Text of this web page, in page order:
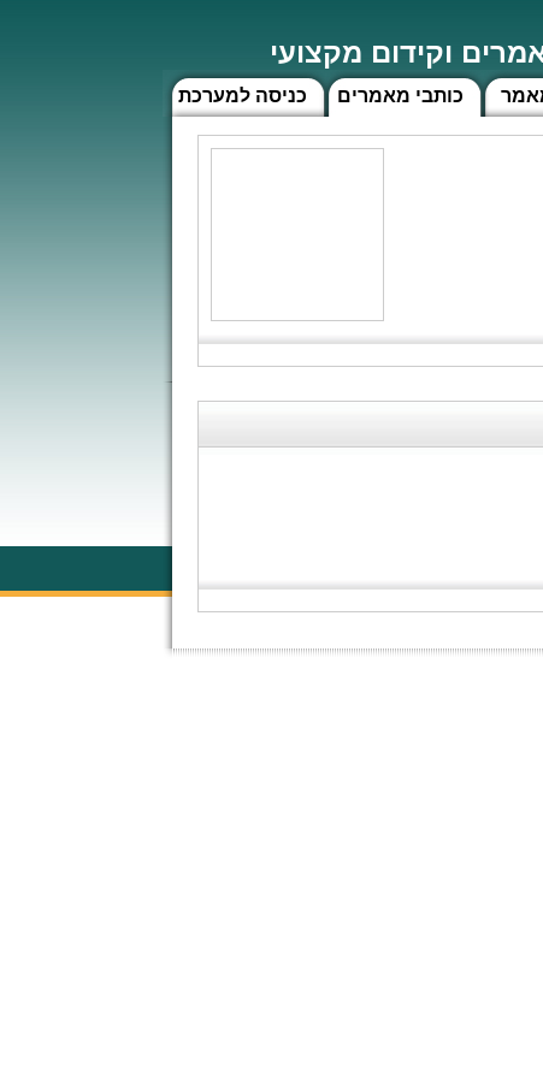
וקידום מקצועי
כניסה למערכת כותבי מאמרים